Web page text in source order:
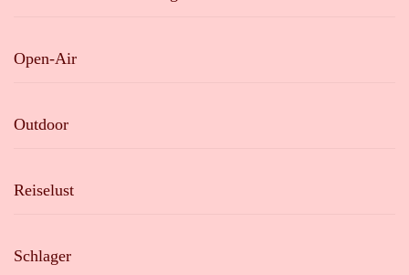
Open-Air
Outdoor
Reiselust
Schlager